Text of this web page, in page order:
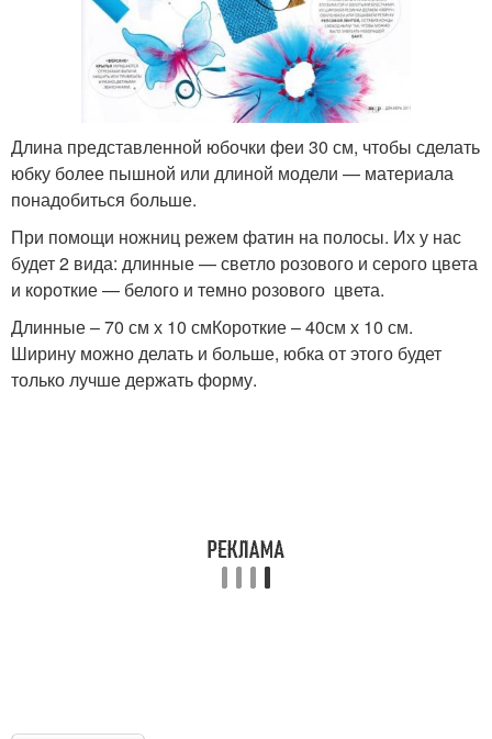
Длина представленной юбочки феи 30 см, чтобы сделать
юбку более пышной или длиной модели — материала
понадобиться больше.
При помощи ножниц режем фатин на полосы. Их у нас
будет 2 вида: длинные — светло розового и серого цвета
и короткие — белого и темно розового цвета.
Длинные – 70 см х 10 смКороткие – 40см х 10 см.
Ширину можно делать и больше, юбка от этого будет
только лучше держать форму.